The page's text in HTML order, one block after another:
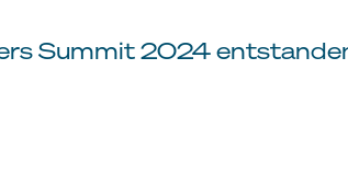
Summit 2024